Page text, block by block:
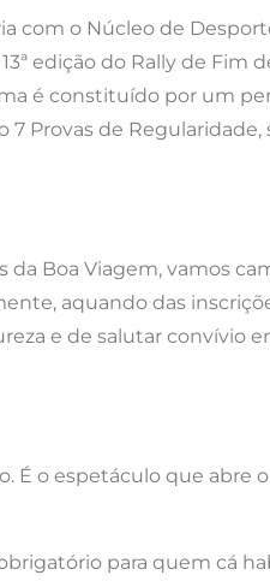
com o Núcleo de
edição do Rally de Fim
é constituído por um
7 Provas de
da Boa Viagem, vamos
aquando das
e de salutar convívio
É o espetáculo que abre o
para quem cá